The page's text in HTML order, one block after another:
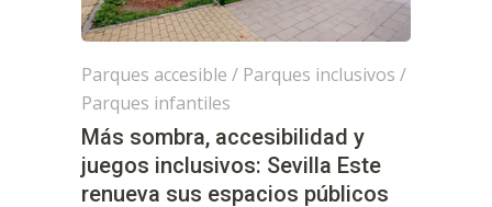
Parques accesible / Parques inclusivos /
Parques infantiles
Más sombra, accesibilidad y
juegos inclusivos: Sevilla Este
renueva sus espacios públicos